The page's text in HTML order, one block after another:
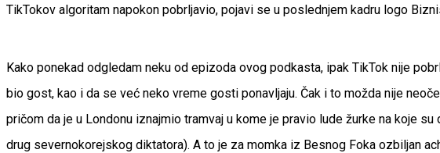
TikTokov algoritam napokon pobrljavio, pojavi se u poslednjem kadru logo
Kako ponekad odgledam neku od epizoda ovog podkasta, ipak TikTok nije
bio gost, kao i da se već neko vreme gosti ponavljaju. Čak i to možda nije
pričom da je u Londonu iznajmio tramvaj u kome je pravio lude žurke na koje
drug severnokorejskog diktatora). A to je za momka iz Besnog Foka ozbiljan